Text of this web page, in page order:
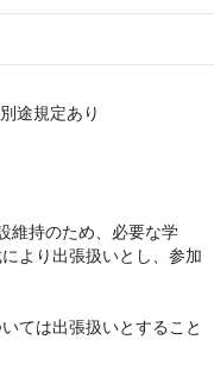
途規定あり
維持のため、必要な学
より出張扱いとし、参加
ては出張扱いとすること